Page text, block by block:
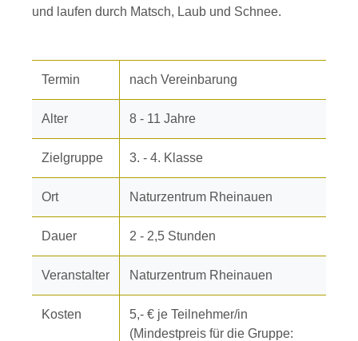
und laufen durch Matsch, Laub und Schnee.
Termin nach Vereinbarung
Alter 8 - 11 Jahre
Zielgruppe 3. - 4. Klasse
Ort Naturzentrum Rheinauen
Dauer 2 - 2,5 Stunden
Veranstalter Naturzentrum Rheinauen
Kosten
5,- € je Teilnehmer/in
(Mindestpreis für die Gruppe: